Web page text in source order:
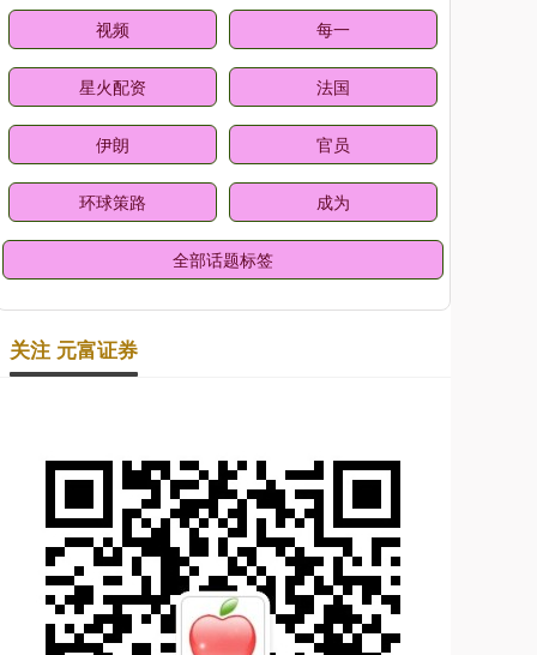
视频 每一
星火配资 法国
伊朗 官员
环球策路 成为
全部话题标签
关注 元富证券